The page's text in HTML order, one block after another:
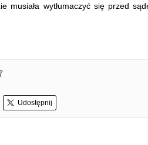
musiała wytłumaczyć się przed
Udostępnij